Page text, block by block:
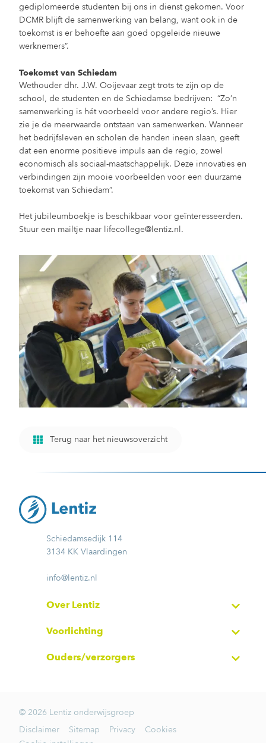
gediplomeerde studenten bij ons in dienst gekomen. Voor
DCMR blijft de samenwerking van belang, want ook in de
toekomst is er behoefte aan goed opgeleide nieuwe
werknemers”.
Toekomst van Schiedam
Wethouder dhr. J.W. Ooijevaar zegt trots te zijn op de
school, de studenten en de Schiedamse bedrijven: “Zo’n
samenwerking is hét voorbeeld voor andere regio’s. Hier
zie je de meerwaarde ontstaan van samenwerken. Wanneer
het bedrijfsleven en scholen de handen ineen slaan, geeft
dat een enorme positieve impuls aan de regio, zowel
economisch als sociaal-maatschappelijk. Deze innovaties en
verbindingen zijn mooie voorbeelden voor een duurzame
toekomst van Schiedam”.
Het jubileumboekje is beschikbaar voor geïnteresseerden.
Stuur een mailtje naar lifecollege@lentiz.nl.
Terug naar het nieuwsoverzicht
Schiedamsedijk 114
3134 KK Vlaardingen
info@lentiz.nl
Over Lentiz
Voorlichting
Ouders/verzorgers
© 2026 Lentiz onderwijsgroep
Disclaimer
Sitemap Privacy
Cookies